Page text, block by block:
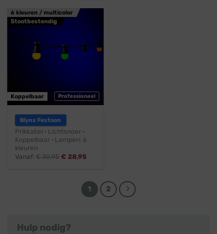
6 kleuren / multicolor
Stootbestendig
Professioneel
Koppelbaar
Blynx Festoon
Prikkabel · Lichtsnoer ·
Koppelbaar · Lampen: 6
kleuren
Vanaf:€30,95 € 28,95
1 2
Hulp nodig?